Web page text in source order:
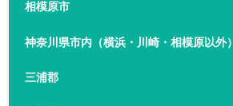
相模原市
神奈川県市内（横浜・川崎・相模原以外）
三浦郡